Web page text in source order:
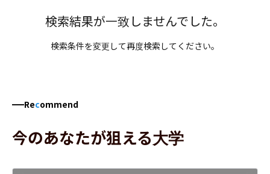
検索結果が一致しませんでした。
検索条件を変更して再度検索してください。
Recommend
今のあなたが狙える大学